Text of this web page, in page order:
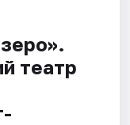
театр